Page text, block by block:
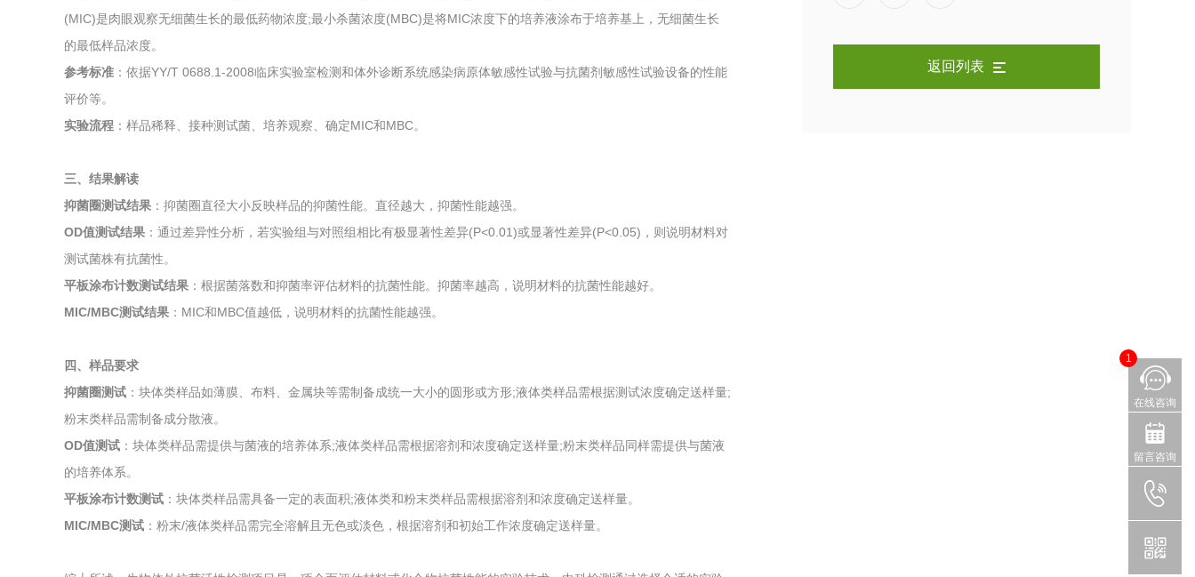
(MIC)是肉眼观察无细菌生长的最低药物浓度;最小杀菌浓度(MBC)是将MIC浓度下的培养液涂布于培养基上，无细菌生长
的最低样品浓度。
参考标准 ：依据YY/T 0688.1-2008临床实验室检测和体外诊断系统感染病原体敏感性试验与抗菌剂敏感性试验设备的性能
评价等。
实验流程 ：样品稀释、接种测试菌、培养观察、确定MIC和MBC。
三、结果解读
抑菌圈测试结果 ：抑菌圈直径大小反映样品的抑菌性能。直径越大，抑菌性能越强。
OD值测试结果 ：通过差异性分析，若实验组与对照组相比有极显著性差异(P<0.01)或显著性差异(P<0.05)，则说明材料对
测试菌株有抗菌性。
平板涂布计数测试结果 ：根据菌落数和抑菌率评估材料的抗菌性能。抑菌率越高，说明材料的抗菌性能越好。
MIC/MBC测试结果 ：MIC和MBC值越低，说明材料的抗菌性能越强。
四、样品要求
抑菌圈测试 ：块体类样品如薄膜、布料、金属块等需制备成统一大小的圆形或方形;液体类样品需根据测试浓度确定送样量;
粉末类样品需制备成分散液。
OD值测试 ：块体类样品需提供与菌液的培养体系;液体类样品需根据溶剂和浓度确定送样量;粉末类样品同样需提供与菌液
的培养体系。
平板涂布计数测试 ：块体类样品需具备一定的表面积;液体类和粉末类样品需根据溶剂和浓度确定送样量。
MIC/MBC测试 ：粉末/液体类样品需完全溶解且无色或淡色，根据溶剂和初始工作浓度确定送样量。
返回列表
在线咨询
1
留言咨询